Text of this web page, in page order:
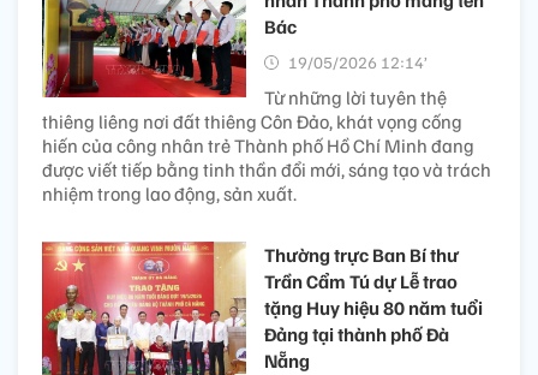
Bác
19/05/2026 12:14’
Từ những lời tuyên thệ
thiêng liêng nơi đất thiêng Côn Đảo, khát vọng cống
hiến của công nhân trẻ Thành phố Hồ Chí Minh đang
được viết tiếp bằng tinh thần đổi mới, sáng tạo và trách
nhiệm trong lao động, sản xuất.
Thường trực Ban Bí thư
Trần Cẩm Tú dự Lễ trao
tặng Huy hiệu 80 năm tuổi
Đảng tại thành phố Đà
Nẵng